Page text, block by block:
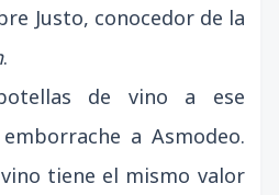
Justo, conocedor de la
.
de vino a ese
a Asmodeo.
tiene el mismo valor